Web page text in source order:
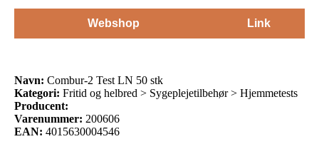
Webshop Link
Navn: Combur-2 Test LN 50 stk
Kategori: Fritid og helbred > Sygeplejetilbehør > Hjemmetests
Producent:
Varenummer: 200606
EAN: 4015630004546